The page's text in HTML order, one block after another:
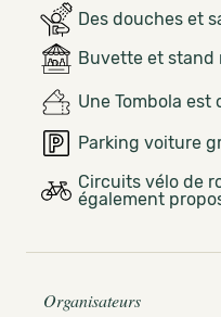
Des douches et
Buvette et stand
Une Tombola est
Parking voiture
Circuits vélo de
également
Organisateurs